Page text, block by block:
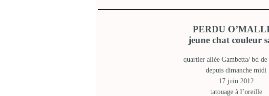
PERDU
jeune chat couleur
quartier allée Gambetta/ bd de
depuis dimanche midi
17 juin 2012
tatouage à l’oreille